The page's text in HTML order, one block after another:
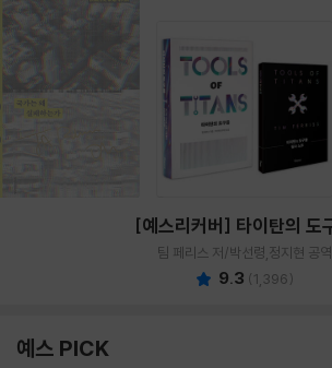
[예스리커버] 타이탄의 도
팀 페리스 저/박선령,정지현 공역
9.3 (1,396)
예스 PICK